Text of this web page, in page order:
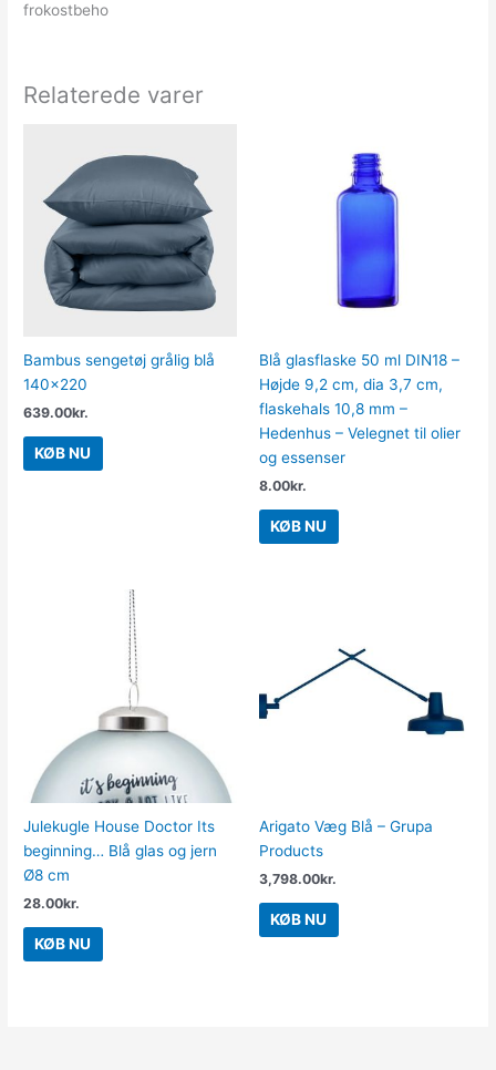
frokostbeho
Relaterede varer
Bambus sengetøj grålig blå
140×220
639.00kr.
KØB NU
Blå glasflaske 50 ml DIN18 –
Højde 9,2 cm, dia 3,7 cm,
flaskehals 10,8 mm –
Hedenhus – Velegnet til olier
og essenser
8.00kr.
KØB NU
Julekugle House Doctor Its
beginning… Blå glas og jern
Ø8 cm
28.00kr.
KØB NU
Arigato Væg Blå – Grupa
Products
3,798.00kr.
KØB NU